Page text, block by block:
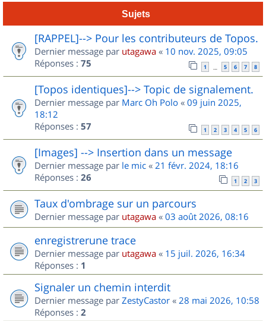
Sujets
[RAPPEL]--> Pour les contributeurs de Topos.
Dernier message par utagawa « 10 nov. 2025, 09:05
Réponses : 75 1 … 5 6 7 8
[Topos identiques]--> Topic de signalement.
Dernier message par Marc Oh Polo « 09 juin 2025,
18:12
Réponses : 57 1 2 3 4 5 6
[Images] --> Insertion dans un message
Dernier message par le mic « 21 févr. 2024, 18:16
Réponses : 26 1 2 3
Taux d'ombrage sur un parcours
Dernier message par utagawa « 03 août 2026, 08:16
enregistrerune trace
Dernier message par utagawa « 15 juil. 2026, 16:34
Réponses : 1
Signaler un chemin interdit
Dernier message par ZestyCastor « 28 mai 2026, 10:58
Réponses : 2